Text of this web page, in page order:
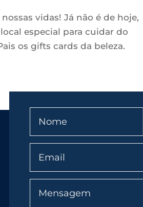
vidas! Já não é de hoje,
especial para cuidar do
os gifts cards da beleza.